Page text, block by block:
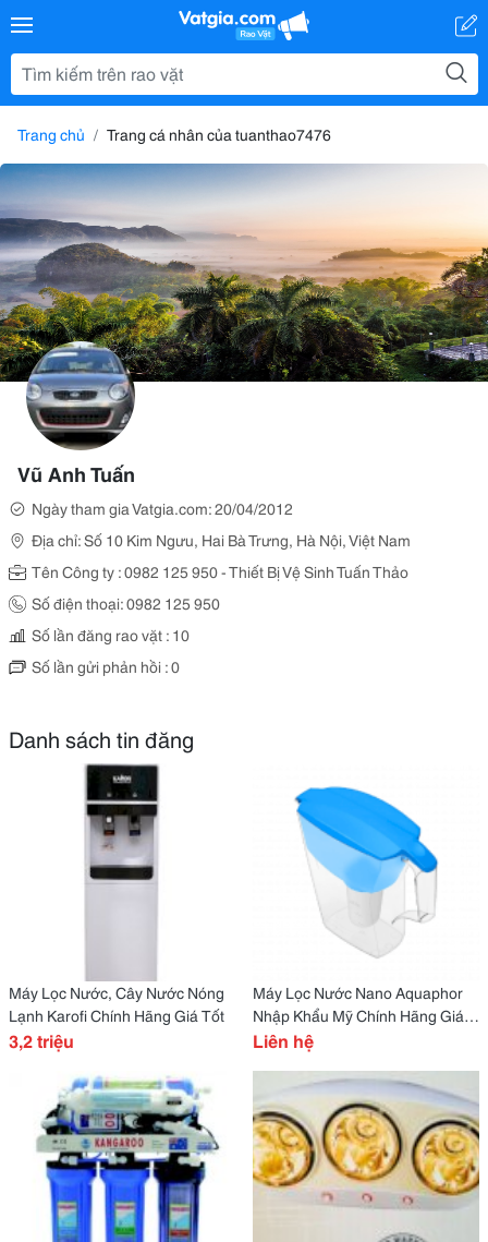
Trang chủ Trang cá nhân của tuanthao7476
Vũ Anh Tuấn
Ngày tham gia Vatgia.com: 20/04/2012
Địa chỉ: Số 10 Kim Ngưu, Hai Bà Trưng, Hà Nội, Việt Nam
Tên Công ty : 0982 125 950 - Thiết Bị Vệ Sinh Tuấn Thảo
Số điện thoại: 0982 125 950
Số lần đăng rao vặt : 10
Số lần gửi phản hồi : 0
Danh sách tin đăng
Máy Lọc Nước, Cây Nước Nóng
Lạnh Karofi Chính Hãng Giá Tốt
3,2 triệu
Máy Lọc Nước Nano Aquaphor
Nhập Khẩu Mỹ Chính Hãng Giá
Tốt Nhất
Liên hệ